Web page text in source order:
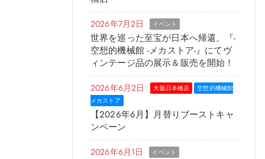
2026年7月2日 イベント
世界を巡った至宝が日本へ帰還。『-
空想的機械館 -メカストア-』にてヴ
ィンテージ品の展示＆販売を開始！
2026年6月2日 大阪日本橋店
空想的機械館
メカストア
【2026年6月】月替りブーストキャ
ンペーン
2026年6月1日 イベント